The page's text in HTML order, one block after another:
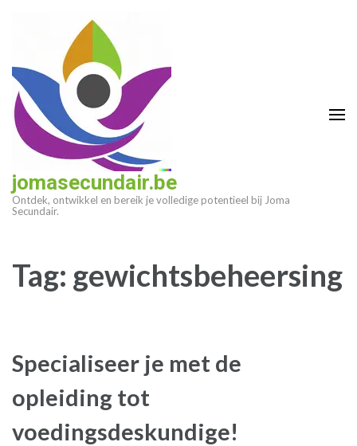
(druk
enter)
jomasecundair.be
Ontdek, ontwikkel en bereik je volledige potentieel bij Joma
Secundair.
Tag: gewichtsbeheersing
Specialiseer je met de
opleiding tot
voedingsdeskundige!